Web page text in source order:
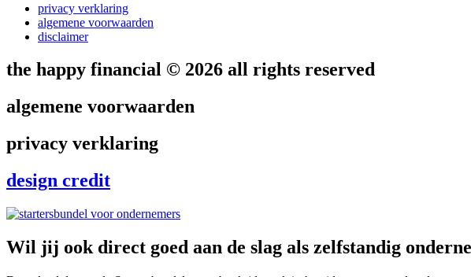
privacy verklaring
algemene voorwaarden
disclaimer
the happy financial © 2026 all rights reserved
algemene voorwaarden
privacy verklaring
design credit
Wil jij ook direct goed aan de slag als zelfstandig